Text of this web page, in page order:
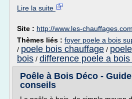
Lire la suite
Site : http://www.les-chauffages.com
Thèmes liés : foyer poele a bois
/ poele bois chauffage /
bois / difference poele a
Poêle à Bois Déco -
conseils